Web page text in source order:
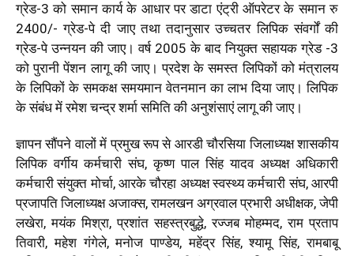
ग्रेड-3 को समान कार्य के आधार पर डाटा एंट्री ऑपरेटर के समान रु
2400/- ग्रेड-पे दी जाए तथा तदानुसार उच्चतर लिपिक संवर्गों की
ग्रेड-पे उन्नयन की जाए। वर्ष 2005 के बाद नियुक्त सहायक ग्रेड -3
को पुरानी पेंशन लागू की जाए। प्रदेश के समस्त लिपिकों को मंत्रालय
के लिपिकों के समकक्ष समयमान वेतनमान का लाभ दिया जाए। लिपिक
के संबंध में रमेश चन्द्र शर्मा समिति की अनुशंसाएं लागू की जाए।
ज्ञापन सौंपने वालों में प्रमुख रूप से आरडी चौरसिया जिलाध्यक्ष शासकीय
लिपिक वर्गीय कर्मचारी संघ, कृष्ण पाल सिंह यादव अध्यक्ष अधिकारी
कर्मचारी संयुक्त मोर्चा, आरके चौरहा अध्यक्ष स्वस्थ्य कर्मचारी संघ, आरपी
प्रजापति जिलाध्यक्ष अजाक्स, रामलखन अग्रवाल प्रभारी अधीक्षक, जेपी
लखेरा, मयंक मिश्रा, प्रशांत सहस्त्रबुद्धे, रज्जब मोहम्मद, राम प्रताप
तिवारी, महेश गंगेले, मनोज पाण्डेय, महेंद्र सिंह, श्यामू सिंह, रामबाबू